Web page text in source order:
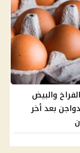
والبيض
الدواجن بعد أخر